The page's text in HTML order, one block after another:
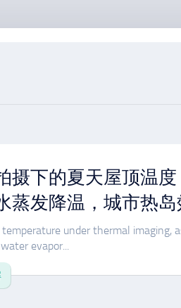
摄下的夏天屋顶温
蒸发降温，城市热岛
under thermal imaging,
evapor...